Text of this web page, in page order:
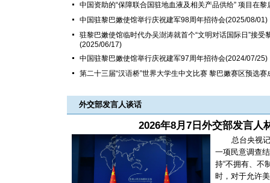
中国资助的“保障联合国驻地血液及相关产品供给” 项目在黎
中国驻黎巴嫩使馆举行庆祝建军98周年招待会(2025/08/01)
驻黎巴嫩使馆临时代办吴澍涛就首个“文明对话国际日”接受
(2025/06/17)
中国驻黎巴嫩使馆举行庆祝建军97周年招待会(2024/07/25)
第二十三届“汉语桥”世界大学生中文比赛 黎巴嫩赛区预选赛
外交部发言人谈话
2026年8月7日外交部发言人
总台央视
一项民意调查
持“不拥有、不
时，对于允许